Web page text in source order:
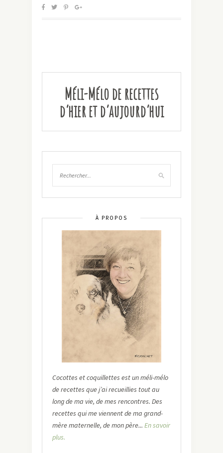
Méli-Mélo de recettes
d’hier et d’aujourd’hui
À PROPOS
Cocottes et coquillettes est un méli-mélo
de recettes que j’ai recueillies tout au
long de ma vie, de mes rencontres. Des
recettes qui me viennent de ma grand-
mère maternelle, de mon père... En savoir
plus.